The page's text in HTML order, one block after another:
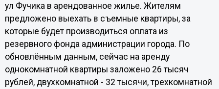
ул Фучика в арендованное жилье. Жителям
предложено выехать в съемные квартиры, за
которые будет производиться оплата из
резервного фонда администрации города. По
обновлённым данным, сейчас на аренду
однокомнатной квартиры заложено 26 тысяч
рублей, двухкомнатной - 32 тысячи, трехкомнатной